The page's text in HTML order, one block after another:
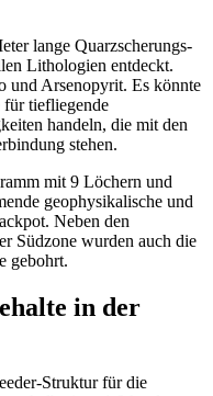
lange Quarzscherungs-
Lithologien entdeckt.
und Arsenopyrit. Es könnte
für tiefliegende
handeln, die mit den
stehen.
mit 9 Löchern und
geophysikalische und
Neben den
Südzone wurden auch die
gebohrt.
in der
Struktur für die